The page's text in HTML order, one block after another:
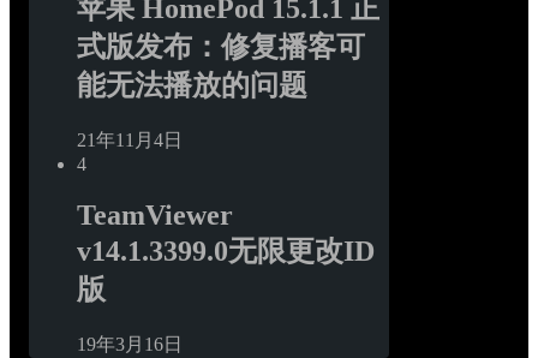
苹果 HomePod 15.1.1 正
式版发布：修复播客可
能无法播放的问题
21年11月4日
4
TeamViewer
v14.1.3399.0无限更改ID
版
19年3月16日